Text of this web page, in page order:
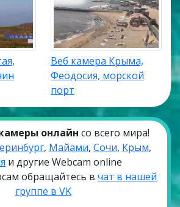
Веб камера Крыма,
Феодосия, морской
порт
онлайн со всего мира!
, Майами, Сочи, Крым,
и другие Webcam online
обращайтесь в чат в нашей
группе в VK